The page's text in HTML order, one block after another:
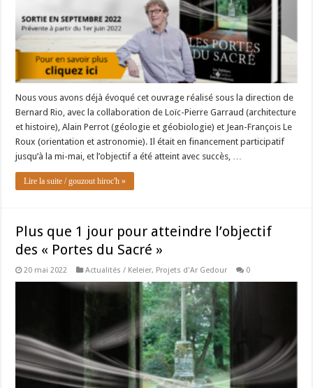
Nous vous avons déjà évoqué cet ouvrage réalisé sous la direction de
Bernard Rio, avec la collaboration de Loïc-Pierre Garraud (architecture
et histoire), Alain Perrot (géologie et géobiologie) et Jean-François Le
Roux (orientation et astronomie). Il était en financement participatif
jusqu’à la mi-mai, et l’objectif a été atteint avec succès, …
Lire la suite / gouzout hiroc'h »
Plus que 1 jour pour atteindre l’objectif
des « Portes du Sacré »
20 mai 2022 Actualités / Keleier, Projets d'Ar Gedour 0